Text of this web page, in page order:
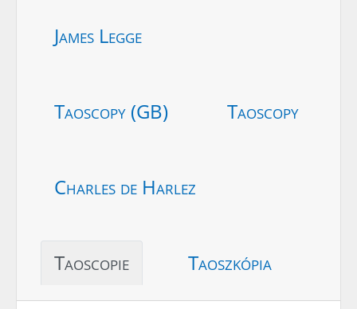
James Legge
Taoscopy (GB) Taoscopy
Charles de Harlez
Taoscopie Taoszkópia